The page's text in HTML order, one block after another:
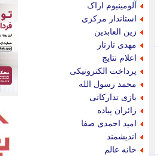
آلومینیوم اراک
استاندار مرکزی
زین العابدین
مهدی تارتار
اعلام نتایج
پرداخت الکترونیکی
محمد رسول الله
بازی تدارکاتی
زائران پیاده
امید احمدی صفا
اندیشمند
خانه عالم